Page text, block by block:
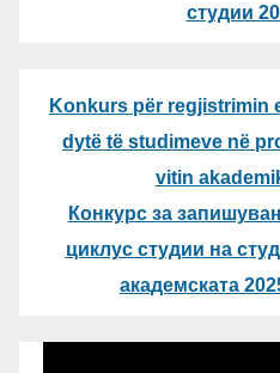
студии
Konkurs për regjistrimin
dytë të studimeve në
vitin
Конкурс за
циклус студии на
академската